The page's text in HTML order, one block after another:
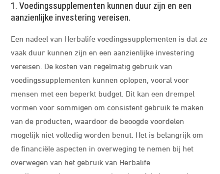
1. Voedingssupplementen kunnen duur zijn en een
aanzienlijke investering vereisen.
Een nadeel van Herbalife voedingssupplementen is dat ze
vaak duur kunnen zijn en een aanzienlijke investering
vereisen. De kosten van regelmatig gebruik van
voedingssupplementen kunnen oplopen, vooral voor
mensen met een beperkt budget. Dit kan een drempel
vormen voor sommigen om consistent gebruik te maken
van de producten, waardoor de beoogde voordelen
mogelijk niet volledig worden benut. Het is belangrijk om
de financiële aspecten in overweging te nemen bij het
overwegen van het gebruik van Herbalife